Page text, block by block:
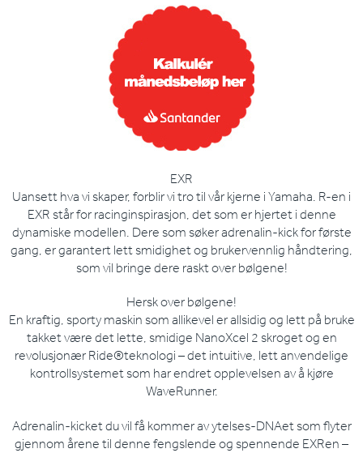
EXR
Uansett hva vi skaper, forblir vi tro til vår kjerne i Yamaha. R-en i
EXR står for racinginspirasjon, det som er hjertet i denne
dynamiske modellen. Dere som søker adrenalin-kick for første
gang, er garantert lett smidighet og brukervennlig håndtering,
som vil bringe dere raskt over bølgene!
Hersk over bølgene!
En kraftig, sporty maskin som allikevel er allsidig og lett på bruke
takket være det lette, smidige NanoXcel 2 skroget og en
revolusjonær Ride®teknologi – det intuitive, lett anvendelige
kontrollsystemet som har endret opplevelsen av å kjøre
WaveRunner.
Adrenalin-kicket du vil få kommer av ytelses-DNAet som flyter
gjennom årene til denne fengslende og spennende EXRen –